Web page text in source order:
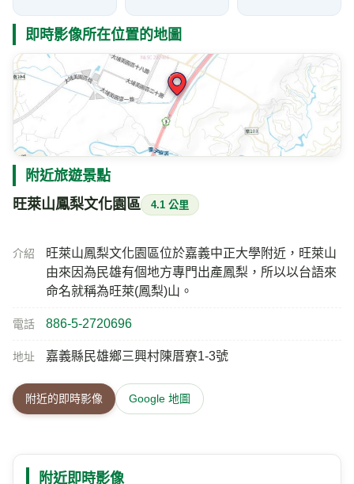
即時影像所在位置的地圖
附近旅遊景點
旺萊山鳳梨文化園區 4.1 公里
介紹
旺萊山鳳梨文化園區位於嘉義中正大學附近，旺萊山
由來因為民雄有個地方專門出產鳳梨，所以以台語來
命名就稱為旺萊(鳳梨)山。
電話 886-5-2720696
地址 嘉義縣民雄鄉三興村陳厝寮1-3號
附近的即時影像 Google 地圖
附近即時影像